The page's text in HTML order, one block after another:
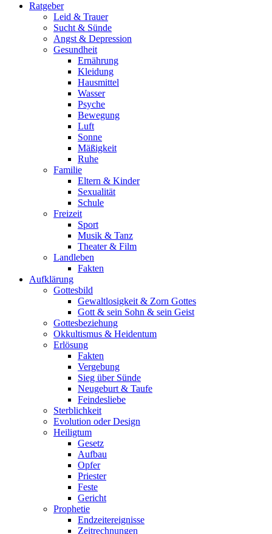
Ratgeber
Leid & Trauer
Sucht & Sünde
Angst & Depression
Gesundheit
Ernährung
Kleidung
Hausmittel
Wasser
Psyche
Bewegung
Luft
Sonne
Mäßigkeit
Ruhe
Familie
Eltern & Kinder
Sexualität
Schule
Freizeit
Sport
Musik & Tanz
Theater & Film
Landleben
Fakten
Aufklärung
Gottesbild
Gewaltlosigkeit & Zorn Gottes
Gott & sein Sohn & sein Geist
Gottesbeziehung
Okkultismus & Heidentum
Erlösung
Fakten
Vergebung
Sieg über Sünde
Neugeburt & Taufe
Feindesliebe
Sterblichkeit
Evolution oder Design
Heiligtum
Gesetz
Aufbau
Opfer
Priester
Feste
Gericht
Prophetie
Endzeitereignisse
Zeitrechnungen